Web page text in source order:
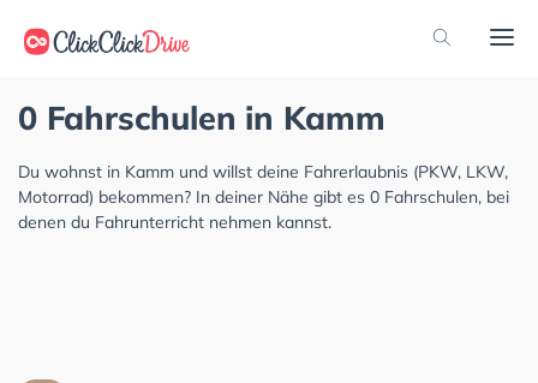
0 Fahrschulen in Kamm
Du wohnst in Kamm und willst deine Fahrerlaubnis (PKW, LKW,
Motorrad) bekommen? In deiner Nähe gibt es 0 Fahrschulen, bei
denen du Fahrunterricht nehmen kannst.